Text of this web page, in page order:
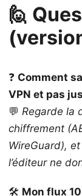
🙋
❓ Comment
VPN et pas
💬 Regarde la
chiffrement
WireGuard),
l’éditeur ne
🛠️ Mon flux